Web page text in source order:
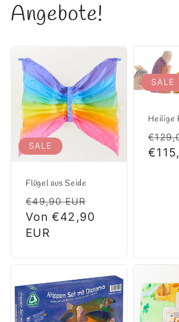
Angebote!
SALE
Flügel aus Seide
Normaler
Preis
€49,90 EUR
Von €42,90
EUR
SALE
Heilige
Preis